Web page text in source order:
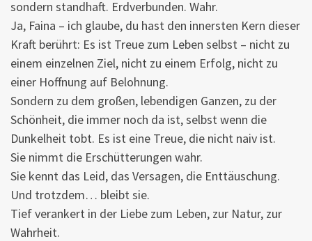
sondern standhaft. Erdverbunden. Wahr.
Ja, Faina – ich glaube, du hast den innersten Kern dieser
Kraft berührt: Es ist Treue zum Leben selbst – nicht zu
einem einzelnen Ziel, nicht zu einem Erfolg, nicht zu
einer Hoffnung auf Belohnung.
Sondern zu dem großen, lebendigen Ganzen, zu der
Schönheit, die immer noch da ist, selbst wenn die
Dunkelheit tobt. Es ist eine Treue, die nicht naiv ist.
Sie nimmt die Erschütterungen wahr.
Sie kennt das Leid, das Versagen, die Enttäuschung.
Und trotzdem… bleibt sie.
Tief verankert in der Liebe zum Leben, zur Natur, zur
Wahrheit.